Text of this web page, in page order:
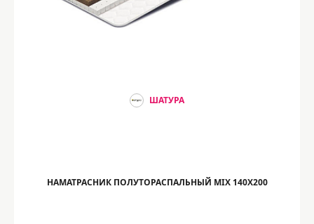
ШАТУРА
НАМАТРАСНИК ПОЛУТОРАСПАЛЬНЫЙ MIX 140Х200